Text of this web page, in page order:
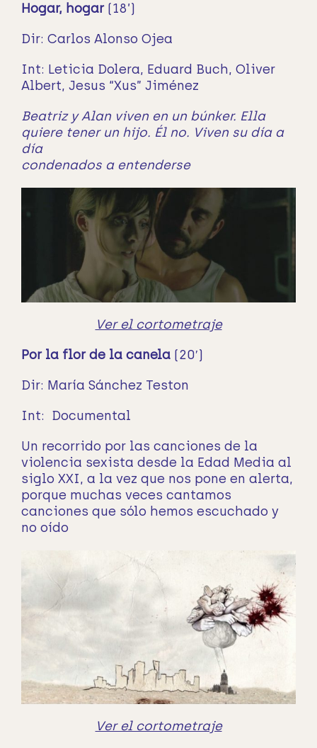
Hogar, hogar(18’)
Dir: Carlos Alonso Ojea
Int: Leticia Dolera, Eduard Buch, Oliver
Albert, Jesus “Xus” Jiménez
Beatriz y Alan viven en un búnker. Ella
quiere tener un hijo. Él no. Viven su día a
día
condenados a entenderse
Ver el cortometraje
Por la flor de la canela (20′)
Dir: María Sánchez Teston
Int: Documental
Un recorrido por las canciones de la
violencia sexista desde la Edad Media al
siglo XXI, a la vez que nos pone en alerta,
porque muchas veces cantamos
canciones que sólo hemos escuchado y
no oído
Ver el cortometraje